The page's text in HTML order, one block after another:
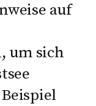
auf
um sich